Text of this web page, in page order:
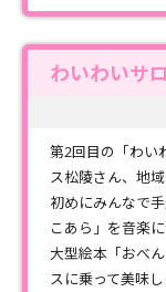
わいわいサ
第2回目の「わい
ス松陵さん、地
初めにみんなで
こあら」を音楽
大型絵本「おべ
スに乗って美味